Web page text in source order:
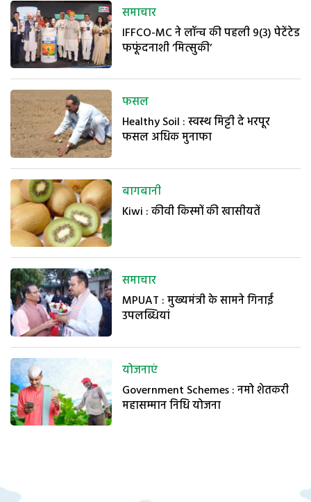
समाचार
IFFCO-MC ने लॉन्च की पहली 9(3) पेटेंटेड
फफूंदनाशी ‘मित्सुकी’
फसल
Healthy Soil : स्वस्थ मिट्टी दे भरपूर
फसल अधिक मुनाफा
बागबानी
Kiwi : कीवी किस्मों की खासीयतें
समाचार
MPUAT : मुख्यमंत्री के सामने गिनाईं
उपलब्धियां
योजनाएं
Government Schemes : नमो शेतकरी
महासम्मान निधि योजना